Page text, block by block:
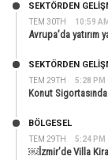
TEM 30TH 10:59 AM
SEKTÖRDEN
Avrupa’da yatırım
TEM 29TH 5:28 PM
SEKTÖRDEN
Konut
TEM 29TH 5:24 PM
BÖLGESEL
￼İzmir’de Villa